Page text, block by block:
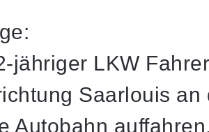
jähriger LKW
Saarlouis
Autobahn